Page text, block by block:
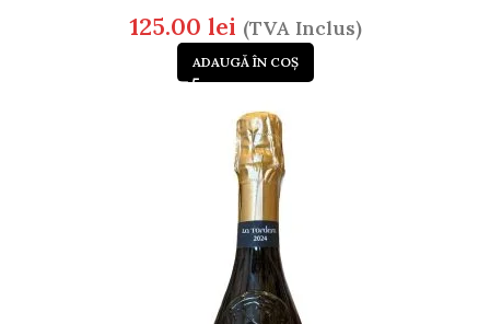
125.00 lei (TVA Inclus)
ADAUGĂ ÎN COȘ